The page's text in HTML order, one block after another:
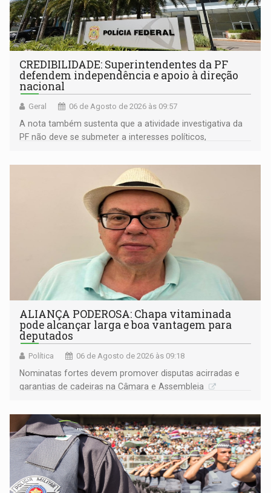
CREDIBILIDADE: Superintendentes da PF
defendem independência e apoio à direção
nacional
Geral 06 de Agosto de 2026 às 09:57
A nota também sustenta que a atividade investigativa da
PF não deve se submeter a interesses políticos,
ALIANÇA PODEROSA: Chapa vitaminada
pode alcançar larga e boa vantagem para
deputados
Política 06 de Agosto de 2026 às 09:18
Nominatas fortes devem promover disputas acirradas e
garantias de cadeiras na Câmara e Assembleia